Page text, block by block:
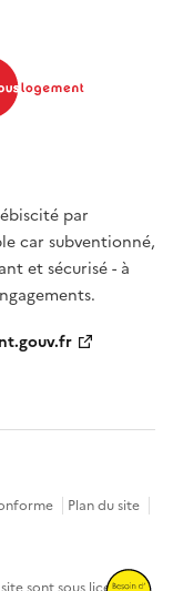
par
car subventionné,
et sécurisé - à
Plan du site